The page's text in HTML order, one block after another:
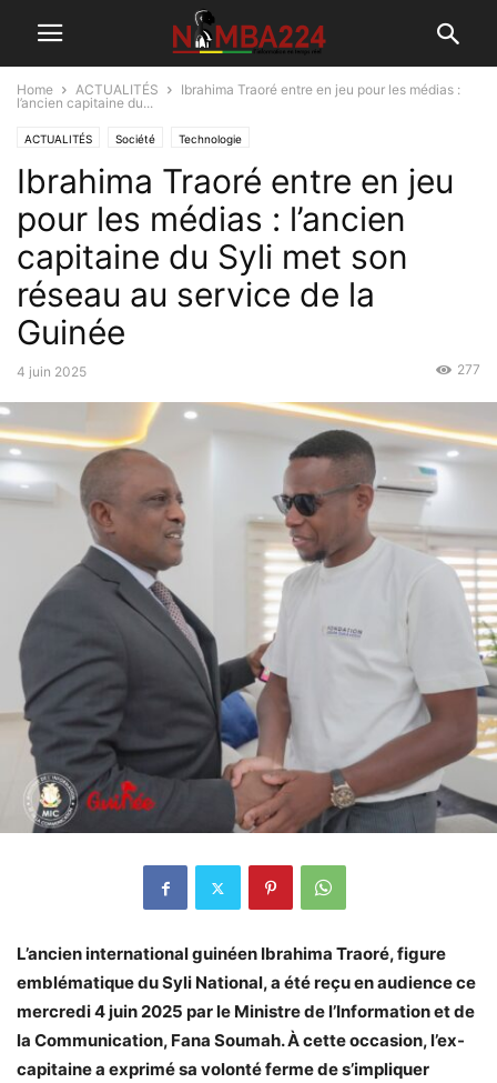
Home ACTUALITÉS
Ibrahima Traoré entre en jeu pour les médias :
l’ancien capitaine du...
ACTUALITÉS Société Technologie
Ibrahima Traoré entre en jeu
pour les médias : l’ancien
capitaine du Syli met son
réseau au service de la
Guinée
4 juin 2025 277
L’ancien international guinéen Ibrahima Traoré, figure
emblématique du Syli National, a été reçu en audience ce
mercredi 4 juin 2025 par le Ministre de l’Information et de
la Communication, Fana Soumah. À cette occasion, l’ex-
capitaine a exprimé sa volonté ferme de s’impliquer